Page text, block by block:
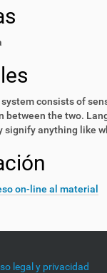
consists of
between the two.
signify anything like
on-line al material
legal y privacidad